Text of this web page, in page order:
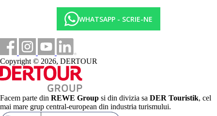
WHATSAPP - SCRIE-NE
Copyright © 2026, DERTOUR
Facem parte din REWE Group si din divizia sa DER Touristik, cel
mai mare grup central-european din industria turismului.